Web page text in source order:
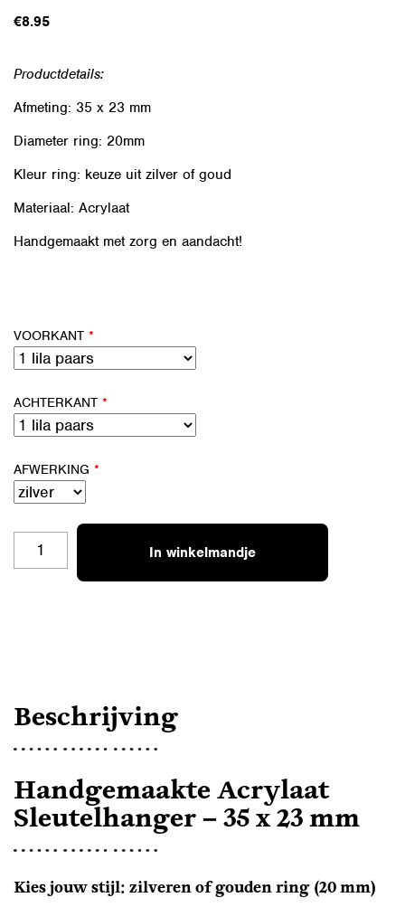
€8.95
Productdetails:
Afmeting: 35 x 23 mm
Diameter ring: 20mm
Kleur ring: keuze uit zilver of goud
Materiaal: Acrylaat
Handgemaakt met zorg en aandacht!
VOORKANT *
ACHTERKANT *
AFWERKING *
SLEUTELHANGER
In winkelmandje
Beschrijving
Handgemaakte Acrylaat
Sleutelhanger – 35 x 23 mm
Kies jouw stijl: zilveren of gouden ring (20 mm)